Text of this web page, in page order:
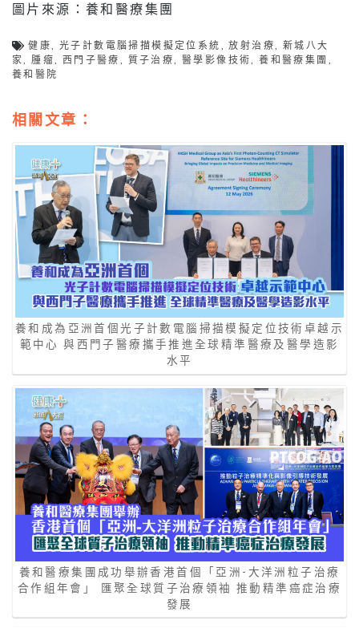
圖片來源：養和醫療集團
健康,光子計數電腦掃描模擬定位系統 ,放射治療, 新城八大
家,腫瘤, 西門子醫療 , 質子治療,醫學影像技術,養和醫療集團 ,
養和醫院
相關文章：
養和成為亞洲首個光子計數電腦掃描模擬定位技術卓越示
範中心 與西門子醫療攜手推進全球精準醫療及醫學造影
水平
養和醫療集團成功舉辦香港首個「亞洲-大洋洲粒子治療
合作組年會」 匯聚全球質子治療領袖 推動精準癌症治療
發展